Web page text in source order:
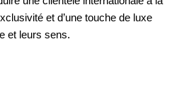
et d’une touche de luxe
et leurs sens.